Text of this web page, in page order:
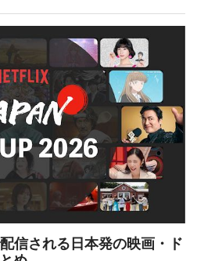
信される日本発の映画・ド